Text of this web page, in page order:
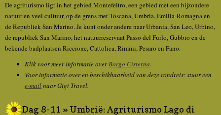
De agriturismo ligt in het gebied Montefeltro, een gebied met een bijzondere
natuur en veel cultuur, op de grens met Toscana, Umbria, Emilia-Romagna en
de Republiek San Marino. Je kunt onder andere naar Urbania, San Leo, Urbino,
de republiek San Marino, het natuurreservaat Passo del Furlo, Gubbio en de
bekende badplaatsen Riccione, Cattolica, Rimini, Pesaro en Fano.
Klik voor meer informatie overBorgo Cisterna.
Voor informatie over en beschikbaarheid van deze rondreis: stuur een
e-mailnaar Gigi Travel.
Dag 8-11 » Umbrië: Agriturismo Lago di